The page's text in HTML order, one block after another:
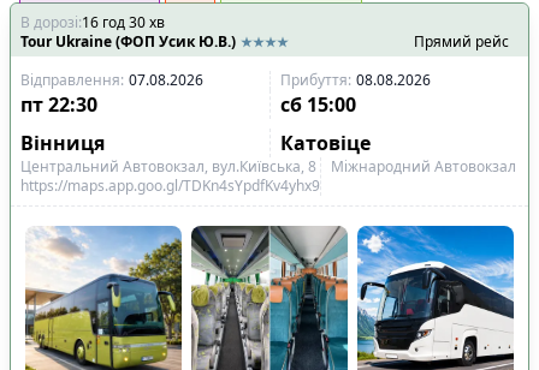
В дорозі:16 год30хв
Tour Ukraine (ФОП Усик Ю.В.)
Прямий рейс
Відправлення: 07.08.2026 Прибуття: 08.08.2026
пт22:30 сб 15:00
Вінниця
Катовіце
Центральний Автовокзал, вул.Київська, 8
https://maps.app.goo.gl/TDKn4sYpdfKv4yhx9
Міжнародний Автовокзал